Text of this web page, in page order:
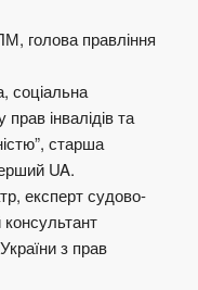
голова правління
соціальна
інвалідів та
старша
UA.
експерт судово-
з прав